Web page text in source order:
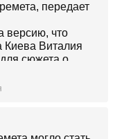
передает
версию, что
Виталия
сюжета о
взрыва